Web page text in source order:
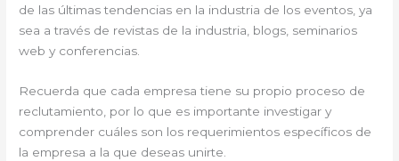
de las últimas tendencias en la industria de los eventos, ya
sea a través de revistas de la industria, blogs, seminarios
web y conferencias.
Recuerda que cada empresa tiene su propio proceso de
reclutamiento, por lo que es importante investigar y
comprender cuáles son los requerimientos específicos de
la empresa a la que deseas unirte.